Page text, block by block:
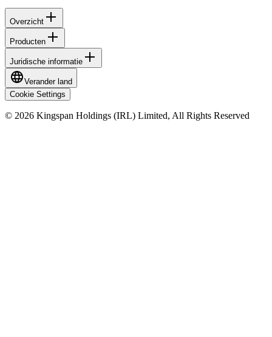
Overzicht
Producten
Juridische informatie
Verander land
Cookie Settings
© 2026 Kingspan Holdings (IRL) Limited, All Rights Reserved